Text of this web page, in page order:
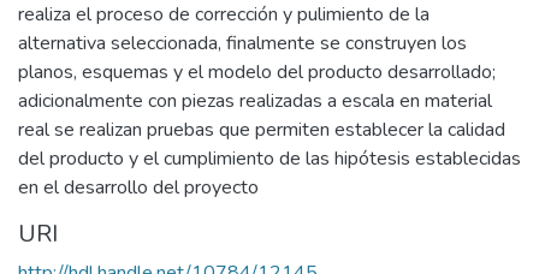
realiza el proceso de corrección y pulimiento de la
alternativa seleccionada, finalmente se construyen los
planos, esquemas y el modelo del producto desarrollado;
adicionalmente con piezas realizadas a escala en material
real se realizan pruebas que permiten establecer la calidad
del producto y el cumplimiento de las hipótesis establecidas
en el desarrollo del proyecto
URI